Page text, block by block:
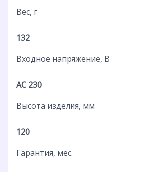
Вес, г
132
Входное напряжение, В
AC 230
Высота изделия, мм
120
Гарантия, мес.